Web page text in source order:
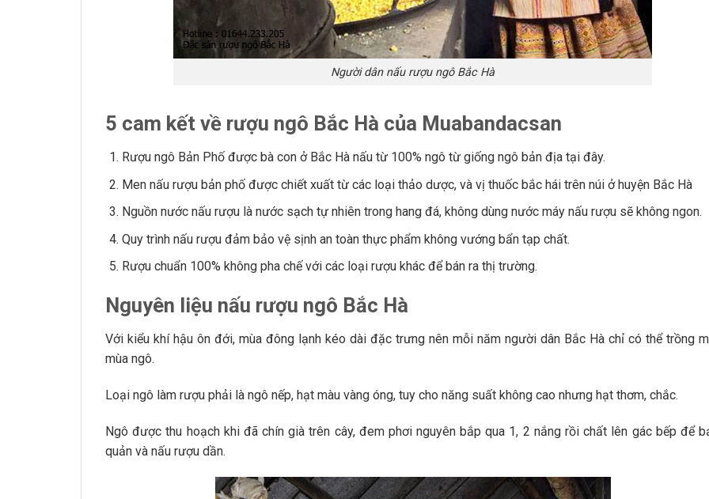
Người dân nấu rượu ngô Bắc Hà
5 cam kết về rượu ngô Bắc Hà của Muabandacsan
Rượu ngô Bản Phố được bà con ở Bắc Hà nấu từ 100% ngô từ giống ngô bản địa tại đây.
Men nấu rượu bản phố được chiết xuất từ các loại thảo dược, và vị thuốc bắc hái trên núi ở huyện Bắc Hà
Nguồn nước nấu rượu là nước sạch tự nhiên trong hang đá, không dùng nước máy nấu rượu sẽ không ngon.
Quy trình nấu rượu đảm bảo vệ sịnh an toàn thực phẩm không vướng bẩn tạp chất.
Rượu chuẩn 100% không pha chế với các loại rượu khác để bán ra thị trường.
Nguyên liệu nấu rượu ngô Bắc Hà
Với kiểu khí hậu ôn đới, mùa đông lạnh kéo dài đặc trưng nên mỗi năm người dân Bắc Hà chỉ có thể trồng
mùa ngô.
Loại ngô làm rượu phải là ngô nếp, hạt màu vàng óng, tuy cho năng suất không cao nhưng hạt thơm, chắc.
Ngô được thu hoạch khi đã chín già trên cây, đem phơi nguyên bắp qua 1, 2 nắng rồi chất lên gác bếp để
quản và nấu rượu dần.